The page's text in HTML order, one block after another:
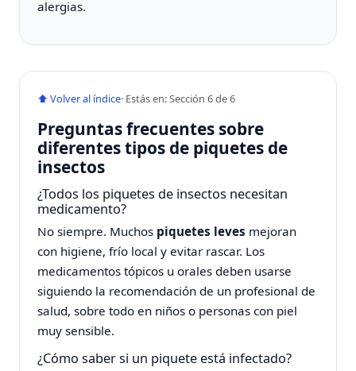
alergias.
⬆ Volver al índice· Estás en: Sección 6 de 6
Preguntas frecuentes sobre
diferentes tipos de piquetes de
insectos
¿Todos los piquetes de insectos necesitan
medicamento?
No siempre. Muchos piquetes leves mejoran
con higiene, frío local y evitar rascar. Los
medicamentos tópicos u orales deben usarse
siguiendo la recomendación de un profesional de
salud, sobre todo en niños o personas con piel
muy sensible.
¿Cómo saber si un piquete está infectado?